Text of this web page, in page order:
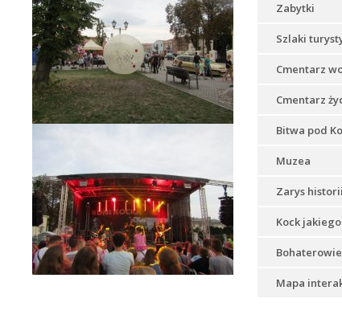
Zabytki
Szlaki
Cmentarz
Cmentarz
Bitwa pod
Muzea
Zarys historii
Kock
Mapa